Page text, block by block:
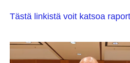
Tästä linkistä voit katsoa